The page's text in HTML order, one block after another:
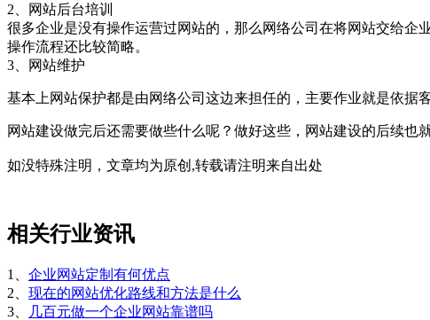
2、网站后台培训
很多企业是没有操作运营过网站的，那么网络公司在将网站交给
操作流程还比较简略。
3、网站维护
基本上网站保护都是由网络公司这边来担任的，主要作业就是依据
网站建设做完后还需要做些什么呢？做好这些，网站建设的后续也
如没特殊注明，文章均为原创,转载请注明来自出处
相关行业资讯
1、 企业网站定制有何优点
2、 现在的网站优化路线和方法是什么
3、
几百元做一个企业网站靠谱吗